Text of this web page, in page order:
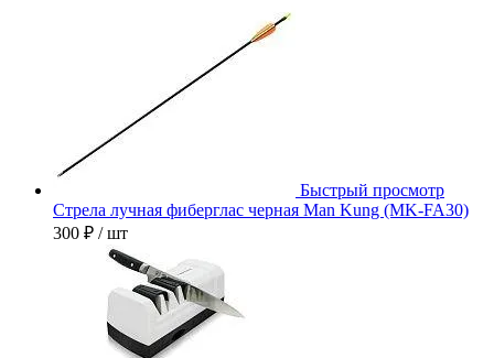
Быстрый просмотр
Стрела лучная фиберглас черная Man Kung (MK-FA30)
300 ₽ / шт